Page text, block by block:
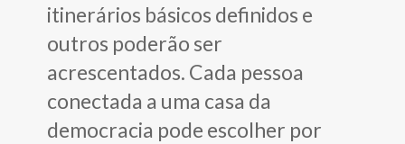
itinerários básicos definidos e
outros poderão ser
acrescentados. Cada pessoa
conectada a uma casa da
democracia pode escolher por